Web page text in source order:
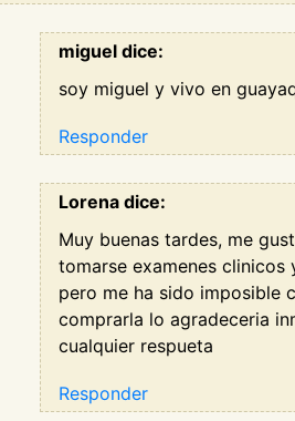
miguel dice:
soy miguel y vivo en
Responder
Lorena dice:
Muy buenas tardes, me
tomarse examenes
pero me ha sido imposible
comprarla lo agradeceria
cualquier respueta
Responder